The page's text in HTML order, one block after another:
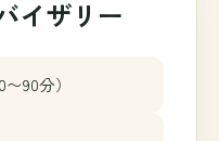
イザリー
90分）